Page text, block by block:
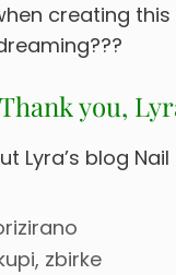
creating this
Thank you,
Lyra’s blog Nail
zbirke